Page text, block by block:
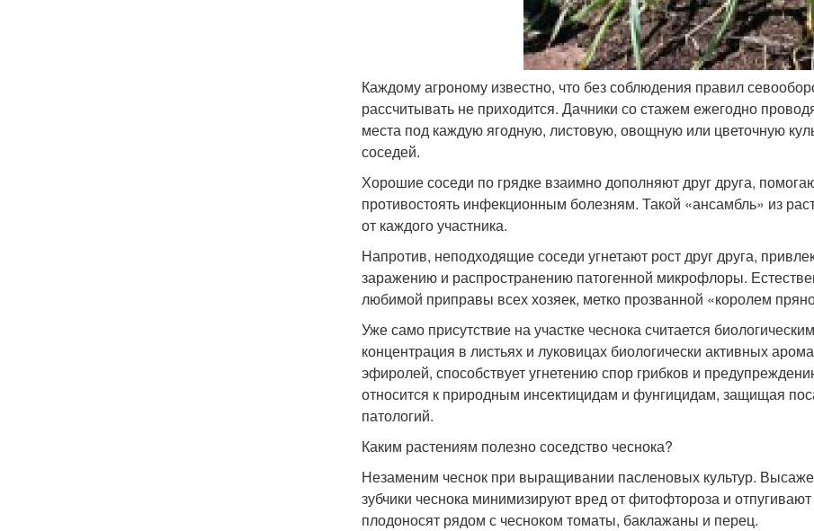
Каждому агроному известно, что без соблюдения правил
рассчитывать не приходится. Дачники со стажем ежегодно
места под каждую ягодную, листовую, овощную или цветочную
соседей.
Хорошие соседи по грядке взаимно дополняют друг друга,
противостоять инфекционным болезням. Такой «ансамбль» из
от каждого участника.
Напротив, неподходящие соседи угнетают рост друг друга,
заражению и распространению патогенной микрофлоры.
любимой приправы всех хозяек, метко прозванной «королем
Уже само присутствие на участке чеснока считается
концентрация в листьях и луковицах биологически активных
эфиролей, способствует угнетению спор грибков и
относится к природным инсектицидам и фунгицидам, защищая
патологий.
Каким растениям полезно соседство чеснока?
Незаменим чеснок при выращивании пасленовых культур.
зубчики чеснока минимизируют вред от фитофтороза и
плодоносят рядом с чесноком томаты, баклажаны и перец.